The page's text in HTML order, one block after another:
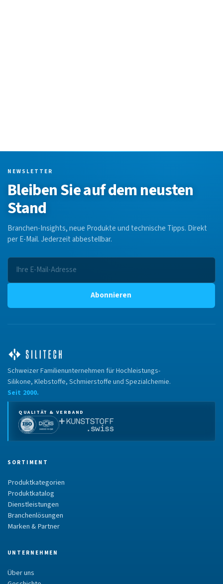
NEWSLETTER
Bleiben Sie auf dem neusten
Stand
Branchen-Insights, neue Produkte und technische Tipps. Direkt
per E-Mail. Jederzeit abbestellbar.
Abonnieren
Schweizer Familienunternehmen für Hochleistungs-
Silikone, Klebstoffe, Schmierstoffe und Spezialchemie.
Seit 2000.
QUALITÄT & VERBAND
SORTIMENT
Produktkategorien
Produktkatalog
Dienstleistungen
Branchenlösungen
Marken & Partner
UNTERNEHMEN
Über uns